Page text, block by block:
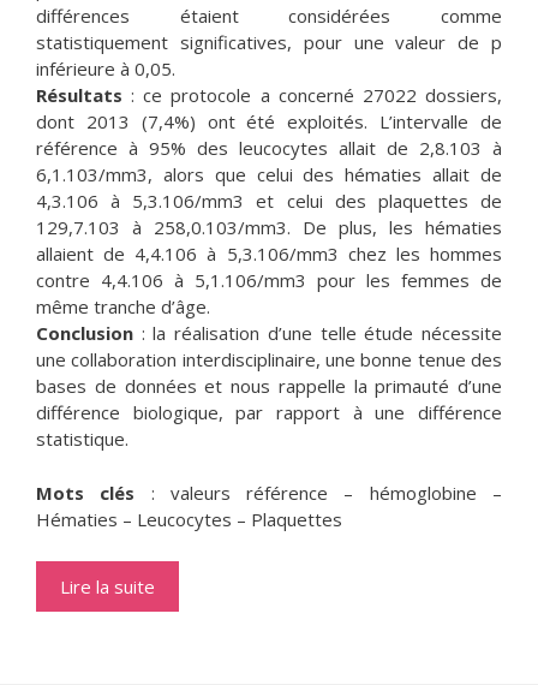
différences étaient considérées comme
statistiquement significatives, pour une valeur de p
inférieure à 0,05.
Résultats : ce protocole a concerné 27022 dossiers,
dont 2013 (7,4%) ont été exploités. L’intervalle de
référence à 95% des leucocytes allait de 2,8.103 à
6,1.103/mm3, alors que celui des hématies allait de
4,3.106 à 5,3.106/mm3 et celui des plaquettes de
129,7.103 à 258,0.103/mm3. De plus, les hématies
allaient de 4,4.106 à 5,3.106/mm3 chez les hommes
contre 4,4.106 à 5,1.106/mm3 pour les femmes de
même tranche d’âge.
Conclusion : la réalisation d’une telle étude nécessite
une collaboration interdisciplinaire, une bonne tenue des
bases de données et nous rappelle la primauté d’une
différence biologique, par rapport à une différence
statistique.
Mots clés : valeurs référence – hémoglobine –
Hématies – Leucocytes – Plaquettes
Lire la suite